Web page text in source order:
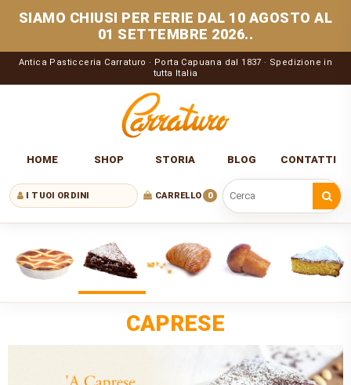
SIAMO CHIUSI PER FERIE DAL 10 AGOSTO AL
01 SETTEMBRE 2026..
Antica Pasticceria Carraturo · Porta Capuana dal 1837 · Spedizione in
tutta Italia
HOME SHOP STORIA BLOG CONTATTI
Cerca nel sito
I TUOI ORDINI CARRELLO 0
CAPRESE